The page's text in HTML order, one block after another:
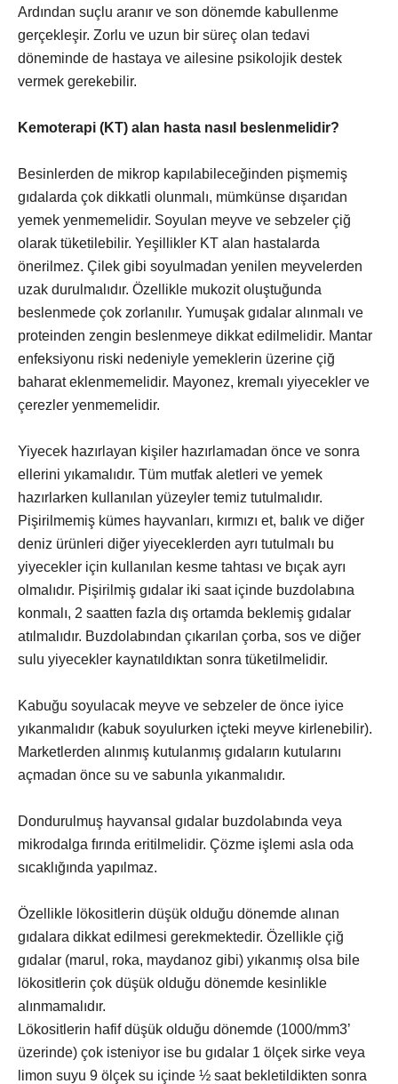
Ardından suçlu aranır ve son dönemde kabullenme
gerçekleşir. Zorlu ve uzun bir süreç olan tedavi
döneminde de hastaya ve ailesine psikolojik destek
vermek gerekebilir.
Kemoterapi (KT) alan hasta nasıl beslenmelidir?
Besinlerden de mikrop kapılabileceğinden pişmemiş
gıdalarda çok dikkatli olunmalı, mümkünse dışarıdan
yemek yenmemelidir. Soyulan meyve ve sebzeler çiğ
olarak tüketilebilir. Yeşillikler KT alan hastalarda
önerilmez. Çilek gibi soyulmadan yenilen meyvelerden
uzak durulmalıdır. Özellikle mukozit oluştuğunda
beslenmede çok zorlanılır. Yumuşak gıdalar alınmalı ve
proteinden zengin beslenmeye dikkat edilmelidir. Mantar
enfeksiyonu riski nedeniyle yemeklerin üzerine çiğ
baharat eklenmemelidir. Mayonez, kremalı yiyecekler ve
çerezler yenmemelidir.
Yiyecek hazırlayan kişiler hazırlamadan önce ve sonra
ellerini yıkamalıdır. Tüm mutfak aletleri ve yemek
hazırlarken kullanılan yüzeyler temiz tutulmalıdır.
Pişirilmemiş kümes hayvanları, kırmızı et, balık ve diğer
deniz ürünleri diğer yiyeceklerden ayrı tutulmalı bu
yiyecekler için kullanılan kesme tahtası ve bıçak ayrı
olmalıdır. Pişirilmiş gıdalar iki saat içinde buzdolabına
konmalı, 2 saatten fazla dış ortamda beklemiş gıdalar
atılmalıdır. Buzdolabından çıkarılan çorba, sos ve diğer
sulu yiyecekler kaynatıldıktan sonra tüketilmelidir.
Kabuğu soyulacak meyve ve sebzeler de önce iyice
yıkanmalıdır (kabuk soyulurken içteki meyve kirlenebilir).
Marketlerden alınmış kutulanmış gıdaların kutularını
açmadan önce su ve sabunla yıkanmalıdır.
Dondurulmuş hayvansal gıdalar buzdolabında veya
mikrodalga fırında eritilmelidir. Çözme işlemi asla oda
sıcaklığında yapılmaz.
Özellikle lökositlerin düşük olduğu dönemde alınan
gıdalara dikkat edilmesi gerekmektedir. Özellikle çiğ
gıdalar (marul, roka, maydanoz gibi) yıkanmış olsa bile
lökositlerin çok düşük olduğu dönemde kesinlikle
alınmamalıdır.
Lökositlerin hafif düşük olduğu dönemde (1000/mm3’
üzerinde) çok isteniyor ise bu gıdalar 1 ölçek sirke veya
limon suyu 9 ölçek su içinde ½ saat bekletildikten sonra